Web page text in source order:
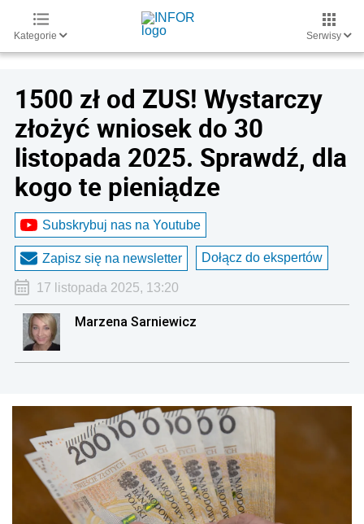
Kategorie Serwisy
1500 zł od ZUS! Wystarczy
złożyć wniosek do 30
listopada 2025. Sprawdź, dla
kogo te pieniądze
Subskrybuj nas na Youtube
Zapisz się na newsletter Dołącz do ekspertów
17 listopada 2025, 13:20
Marzena Sarniewicz